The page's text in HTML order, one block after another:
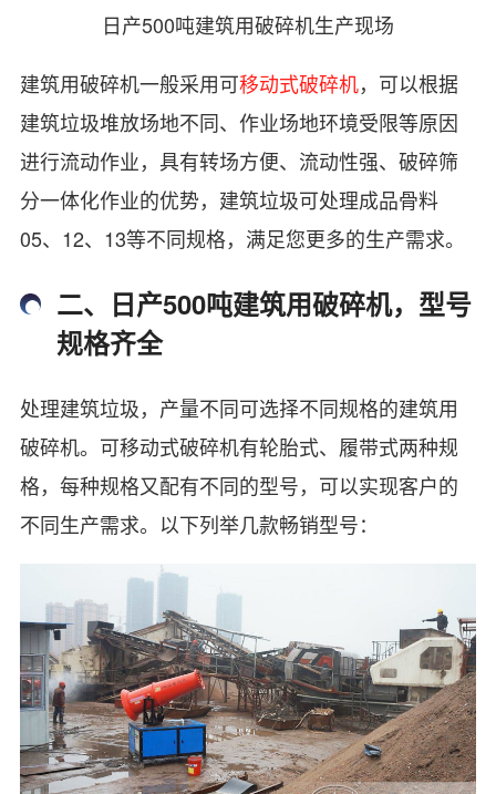
日产500吨建筑用破碎机生产现场
建筑用破碎机一般采用可移动式破碎机，可以根据
建筑垃圾堆放场地不同、作业场地环境受限等原因
进行流动作业，具有转场方便、流动性强、破碎筛
分一体化作业的优势，建筑垃圾可处理成品骨料
05、12、13等不同规格，满足您更多的生产需求。
二、日产500吨建筑用破碎机，型号
规格齐全
处理建筑垃圾，产量不同可选择不同规格的建筑用
破碎机。可移动式破碎机有轮胎式、履带式两种规
格，每种规格又配有不同的型号，可以实现客户的
不同生产需求。以下列举几款畅销型号：